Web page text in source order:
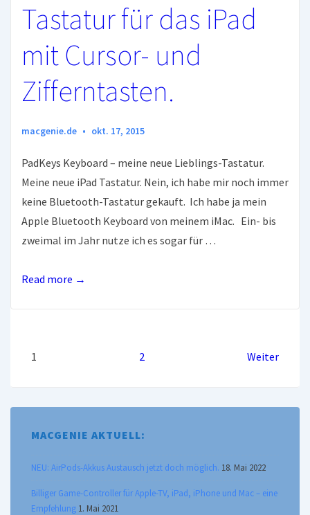
Tastatur für das iPad
mit Cursor- und
Zifferntasten.
macgenie.de okt. 17, 2015
PadKeys Keyboard – meine neue Lieblings-Tastatur.
Meine neue iPad Tastatur. Nein, ich habe mir noch immer
keine Bluetooth-Tastatur gekauft. Ich habe ja mein
Apple Bluetooth Keyboard von meinem iMac. Ein- bis
zweimal im Jahr nutze ich es sogar für …
Tastatur
mit
Read more →
Seitennummerierung
der
Beiträge
1 2 Weiter
MACGENIE AKTUELL:
NEU: AirPods-Akkus Austausch jetzt doch möglich. 18. Mai 2022
Billiger Game-Controller für Apple-TV, iPad, iPhone und Mac – eine
Empfehlung 1. Mai 2021